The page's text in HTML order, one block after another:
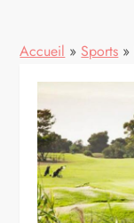
Accueil » Sports »